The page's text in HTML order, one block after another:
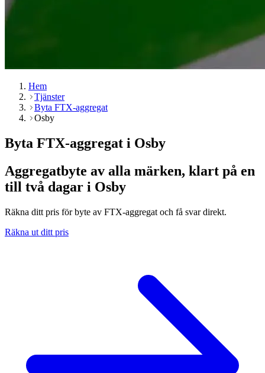
Hem
Tjänster
Byta FTX-aggregat
Osby
Byta FTX-aggregat i Osby
Aggregatbyte av alla märken, klart på en
till två dagar i Osby
Räkna ditt pris för byte av FTX-aggregat och få svar direkt.
Räkna ut ditt pris